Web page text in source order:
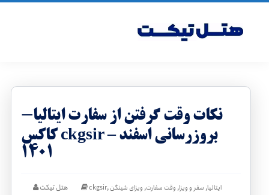
نکات وقت گرفتن از سفارت ایتالیا-
کاکس ckgsir – بروزرسانی اسفند
1401
هتل تیکت ckgsir, ایتالیا, سفر و ویزا, وقت سفارت, ویزای شینگن